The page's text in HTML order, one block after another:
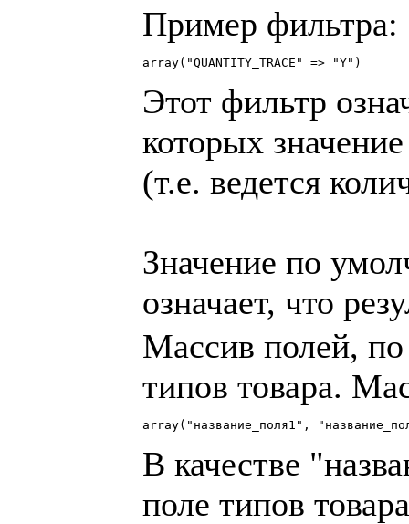
Пример фильтра:
array("QUANTITY_TRACE" => "Y")
Этот фильтр
которых
(т.е. ведется
Значение по
означает, что
Массив полей,
типов товара.
array("название_поля1",
В качестве
поле типов